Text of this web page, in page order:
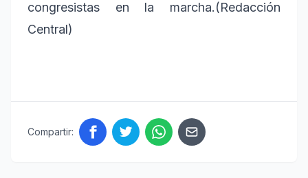
congresistas en la marcha.(Redacción
Central)
Compartir: